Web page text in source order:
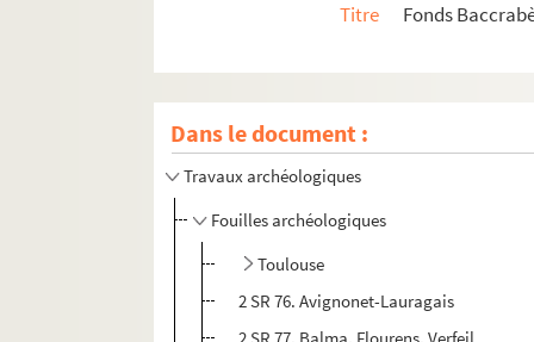
Titre
Fonds
Dans le document :
Travaux archéologiques
Fouilles archéologiques
Toulouse
2 SR 76. Avignonet-Lauragais